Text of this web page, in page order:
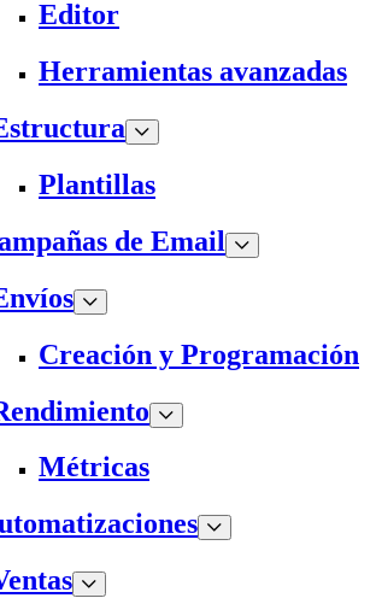
Editor
Herramientas avanzadas
Plantillas
de Email
Creación y Programación
Métricas